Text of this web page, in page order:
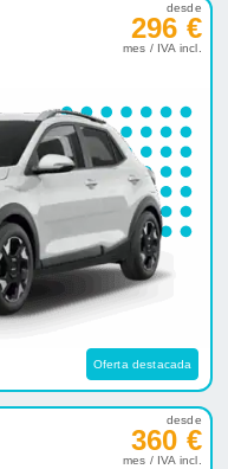
desde
296 €
mes / IVA incl.
Oferta destacada
desde
360 €
mes / IVA incl.